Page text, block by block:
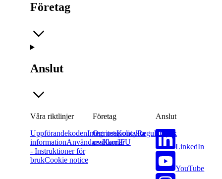
Företag
Anslut
Våra riktlinjer
UppförandekodenIntegritetspolicyRegulatorisk
informationAnvändarvillkorIFU
- Instruktioner för
brukCookie notice
Företag
Om ossKontakta
ossKarriär
Anslut
LinkedIn
YouTube